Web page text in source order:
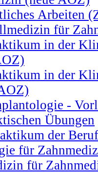
Arbeiten
für
in der
in der
-
Übungen
der
für
für